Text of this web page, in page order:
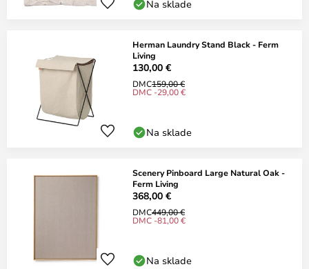
Na sklade
Herman Laundry Stand Black - Ferm
Living
130,00 €
DMC159,00 €
DMC -29,00 €
Na sklade
Scenery Pinboard Large Natural Oak -
Ferm Living
368,00 €
DMC449,00 €
DMC -81,00 €
Na sklade